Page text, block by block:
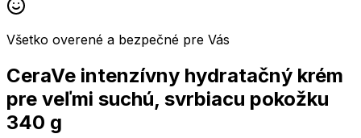
Všetko overené a bezpečné pre Vás
CeraVe intenzívny hydratačný krém
pre veľmi suchú, svrbiacu pokožku
340 g